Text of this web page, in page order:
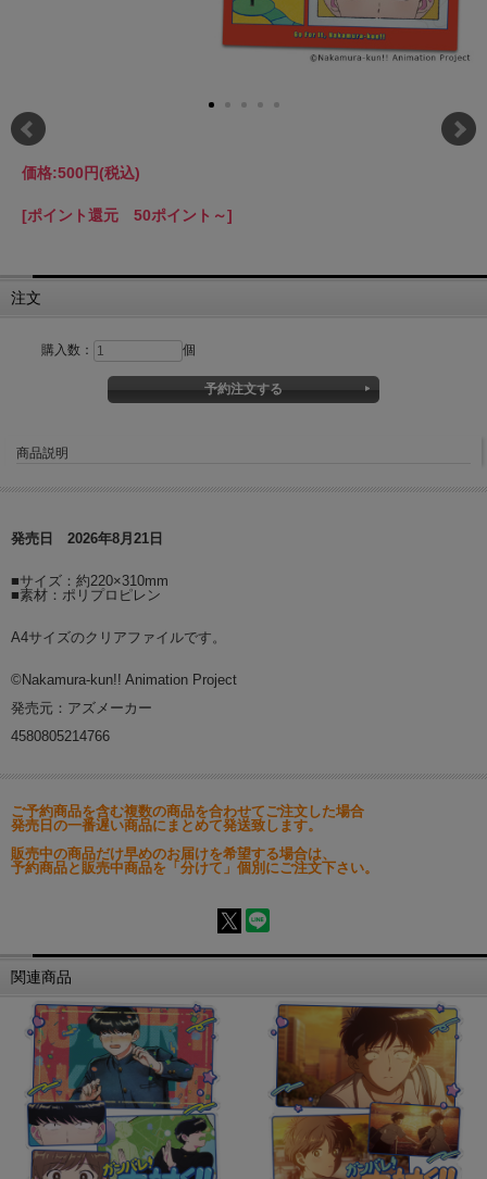
価格:500円(税込)
[ポイント還元 50ポイント～]
注文
購入数： 個
商品説明
発売日 2026年8月21日
■サイズ：約220×310mm
■素材：ポリプロピレン
A4サイズのクリアファイルです。
©Nakamura-kun!! Animation Project
発売元：アズメーカー
4580805214766
ご予約商品を含む複数の商品を合わせてご注文した場合
発売日の一番遅い商品にまとめて発送致します。
販売中の商品だけ早めのお届けを希望する場合は、
予約商品と販売中商品を「分けて」個別にご注文下さい。
関連商品